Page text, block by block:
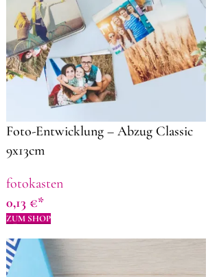
Foto-Entwicklung – Abzug Classic
9x13cm
fotokasten
0,13 €
ZUM SHOP